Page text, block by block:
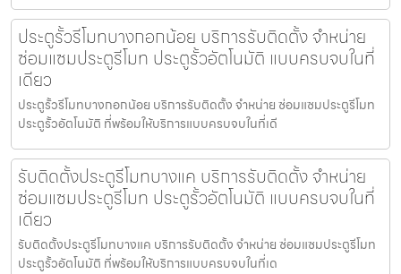
ประตูรั้วรีโมทบางกอกน้อย บริการรับติดตั้ง จำหน่าย
ซ่อมแซมประตูรีโมท ประตูรั้วอัตโนมัติ แบบครบจบในที่
เดียว
ประตูรั้วรีโมทบางกอกน้อย บริการรับติดตั้ง จำหน่าย ซ่อมแซมประตูรีโมท
ประตูรั้วอัตโนมัติ ที่พร้อมให้บริการแบบครบจบในที่เดี
รับติดตั้งประตูรีโมทบางแค บริการรับติดตั้ง จำหน่าย
ซ่อมแซมประตูรีโมท ประตูรั้วอัตโนมัติ แบบครบจบในที่
เดียว
รับติดตั้งประตูรีโมทบางแค บริการรับติดตั้ง จำหน่าย ซ่อมแซมประตูรีโมท
ประตูรั้วอัตโนมัติ ที่พร้อมให้บริการแบบครบจบในที่เด